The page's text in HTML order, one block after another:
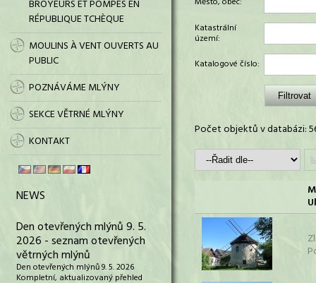
BROYEURS ET POMPES EN
RÉPUBLIQUE TCHÈQUE
MOULINS À VENT OUVERTS AU
PUBLIC
POZNÁVÁME MLÝNY
SEKCE VĚTRNÉ MLÝNY
KONTAKT
NEWS
Den otevřených mlýnů 9. 5.
2026 - seznam otevřených
větrných mlýnů
Den otevřených mlýnů 9. 5. 2026
Kompletní, aktualizovaný přehled
Katastrální
území:
Katalogové číslo:
Počet objektů v databázi: